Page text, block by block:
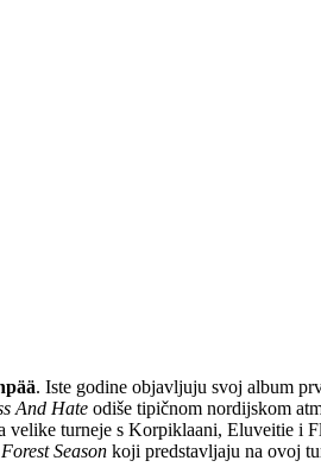
. Iste godine objavljuju svoj album
And Hate odiše tipičnom nordijskom
velike turneje s Korpiklaani, Eluveitie i
Season koji predstavljaju na ovoj